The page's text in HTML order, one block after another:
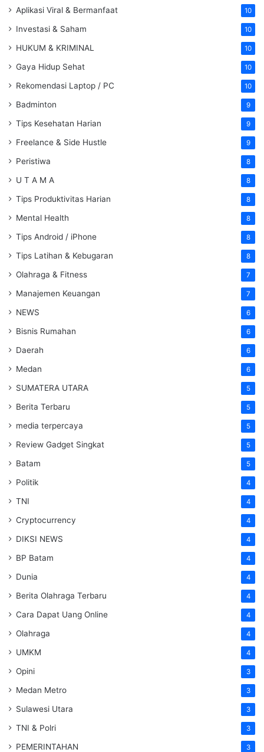
Aplikasi Viral & Bermanfaat 10
Investasi & Saham 10
HUKUM & KRIMINAL 10
Gaya Hidup Sehat 10
Rekomendasi Laptop / PC 10
Badminton 9
Tips Kesehatan Harian 9
Freelance & Side Hustle 9
Peristiwa 8
U T A M A 8
Tips Produktivitas Harian 8
Mental Health 8
Tips Android / iPhone 8
Tips Latihan & Kebugaran 8
Olahraga & Fitness 7
Manajemen Keuangan 7
NEWS 6
Bisnis Rumahan 6
Daerah 6
Medan 6
SUMATERA UTARA 5
Berita Terbaru 5
media terpercaya 5
Review Gadget Singkat 5
Batam 5
Politik 4
TNI 4
Cryptocurrency 4
DIKSI NEWS 4
BP Batam 4
Dunia 4
Berita Olahraga Terbaru 4
Cara Dapat Uang Online 4
Olahraga 4
UMKM 4
Opini 3
Medan Metro 3
Sulawesi Utara 3
TNI & Polri 3
PEMERINTAHAN 3